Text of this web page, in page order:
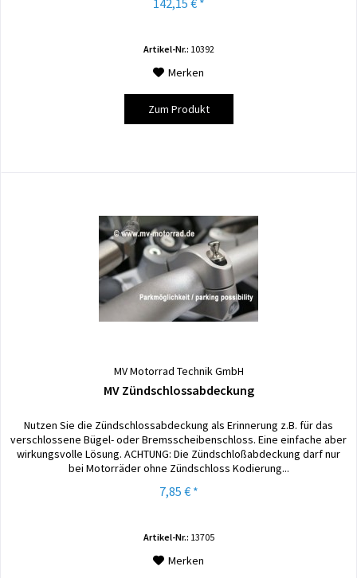
142,15 € *
Artikel-Nr.: 10392
Merken
Zum Produkt
MV Motorrad Technik GmbH
MV Zündschlossabdeckung
Nutzen Sie die Zündschlossabdeckung als Erinnerung z.B. für das
verschlossene Bügel- oder Bremsscheibenschloss. Eine einfache aber
wirkungsvolle Lösung. ACHTUNG: Die Zündschloßabdeckung darf nur
bei Motorräder ohne Zündschloss Kodierung...
7,85 € *
Artikel-Nr.: 13705
Merken